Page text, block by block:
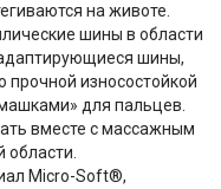
на животе.
шины в области
шины,
износостойкой
для пальцев.
вместе с массажным
Micro-Soft®,